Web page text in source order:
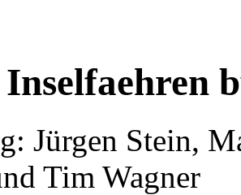
Jürgen Stein,
Tim Wagner